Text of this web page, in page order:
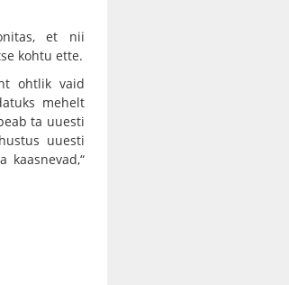
et nii
kohtu ette.
ohtlik vaid
mehelt
ta uuesti
uuesti